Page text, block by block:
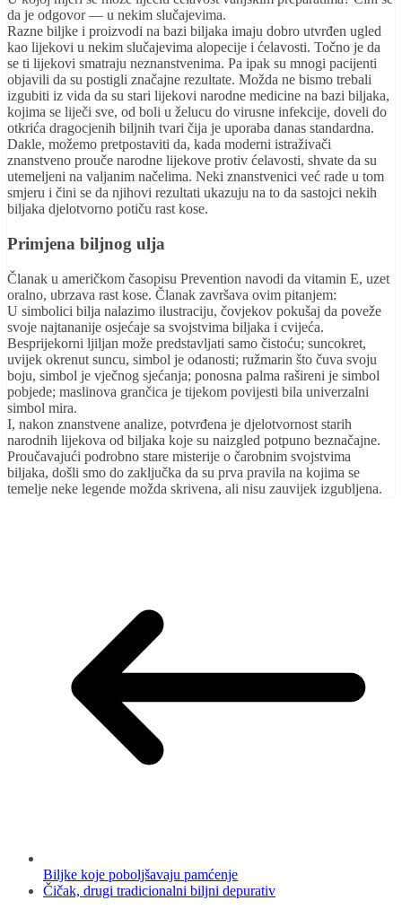
da je odgovor — u nekim slučajevima.
Razne biljke i proizvodi na bazi biljaka imaju dobro utvrđen ugled
kao lijekovi u nekim slučajevima alopecije i ćelavosti. Točno je da
se ti lijekovi smatraju neznanstvenima. Pa ipak su mnogi pacijenti
objavili da su postigli značajne rezultate. Možda ne bismo trebali
izgubiti iz vida da su stari lijekovi narodne medicine na bazi biljaka,
kojima se liječi sve, od boli u želucu do virusne infekcije, doveli do
otkrića dragocjenih biljnih tvari čija je uporaba danas standardna.
Dakle, možemo pretpostaviti da, kada moderni istraživači
znanstveno prouče narodne lijekove protiv ćelavosti, shvate da su
utemeljeni na valjanim načelima. Neki znanstvenici već rade u tom
smjeru i čini se da njihovi rezultati ukazuju na to da sastojci nekih
biljaka djelotvorno potiču rast kose.
Primjena biljnog ulja
Članak u američkom časopisu Prevention navodi da vitamin E, uzet
oralno, ubrzava rast kose. Članak završava ovim pitanjem:
U simbolici bilja nalazimo ilustraciju, čovjekov pokušaj da poveže
svoje najtananije osjećaje sa svojstvima biljaka i cvijeća.
Besprijekorni ljiljan može predstavljati samo čistoću; suncokret,
uvijek okrenut suncu, simbol je odanosti; ružmarin što čuva svoju
boju, simbol je vječnog sjećanja; ponosna palma rašireni je simbol
pobjede; maslinova grančica je tijekom povijesti bila univerzalni
simbol mira.
I, nakon znanstvene analize, potvrđena je djelotvornost starih
narodnih lijekova od biljaka koje su naizgled potpuno beznačajne.
Proučavajući podrobno stare misterije o čarobnim svojstvima
biljaka, došli smo do zaključka da su prva pravila na kojima se
temelje neke legende možda skrivena, ali nisu zauvijek izgubljena.
Biljke koje poboljšavaju pamćenje
Čičak, drugi tradicionalni biljni depurativ